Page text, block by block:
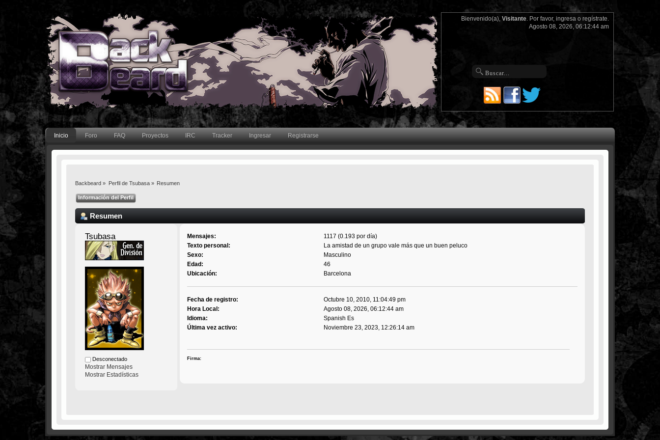
Bienvenido(a), Visitante. Por favor, ingresao regístrate.
Agosto 08, 2026, 06:12:44 am
Inicio Foro FAQ Proyectos IRC Tracker Ingresar Registrarse
Backbeard » Perfil de Tsubasa » Resumen
Información del Perfil
Resumen
Tsubasa
Desconectado
Mostrar Mensajes
Mostrar Estadísticas
Mensajes:
1117 (0.193 por día)
Texto personal:
La amistad de un grupo vale más que un buen peluco
Sexo:
Masculino
Edad:
46
Ubicación:
Barcelona
Fecha de registro:
Octubre 10, 2010, 11:04:49 pm
Hora Local:
Agosto 08, 2026, 06:12:44 am
Idioma:
Spanish Es
Última vez activo:
Noviembre 23, 2023, 12:26:14 am
Firma: